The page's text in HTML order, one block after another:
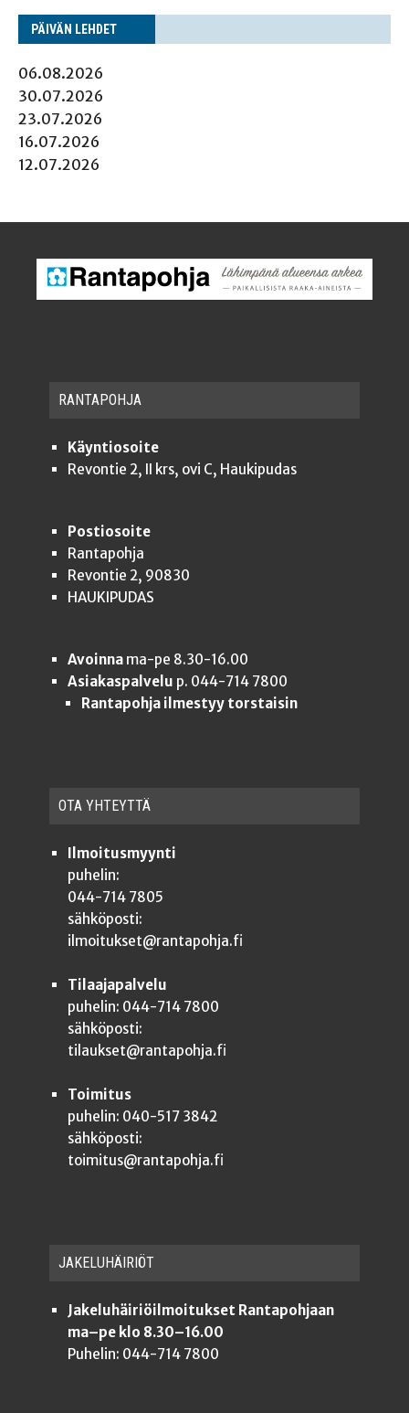
PÄI­VÄN LEHDET
06.08.2026
30.07.2026
23.07.2026
16.07.2026
12.07.2026
RAN­TA­POH­JA
Käyntiosoite
Revontie 2, II krs, ovi C, Haukipudas
Postiosoite
Rantapohja
Revontie 2, 90830
HAUKIPUDAS
Avoinnama-pe 8.30-16.00
Asiakaspalvelu p. 044-714 7800
Rantapohja ilmestyy torstaisin
OTA YHTEYT­TÄ
Ilmoitusmyynti
puhelin:
044-714 7805
sähköposti:
ilmoitukset@rantapohja.fi
Tilaajapalvelu
puhelin: 044-714 7800
sähköposti:
tilaukset@rantapohja.fi
Toimitus
puhelin: 040-517 3842
sähköposti:
toimitus@rantapohja.fi
JAKE­LU­HÄI­RIÖT
Jakeluhäiriöilmoitukset Rantapohjaan
ma–pe klo 8.30–16.00
Puhelin: 044-714 7800